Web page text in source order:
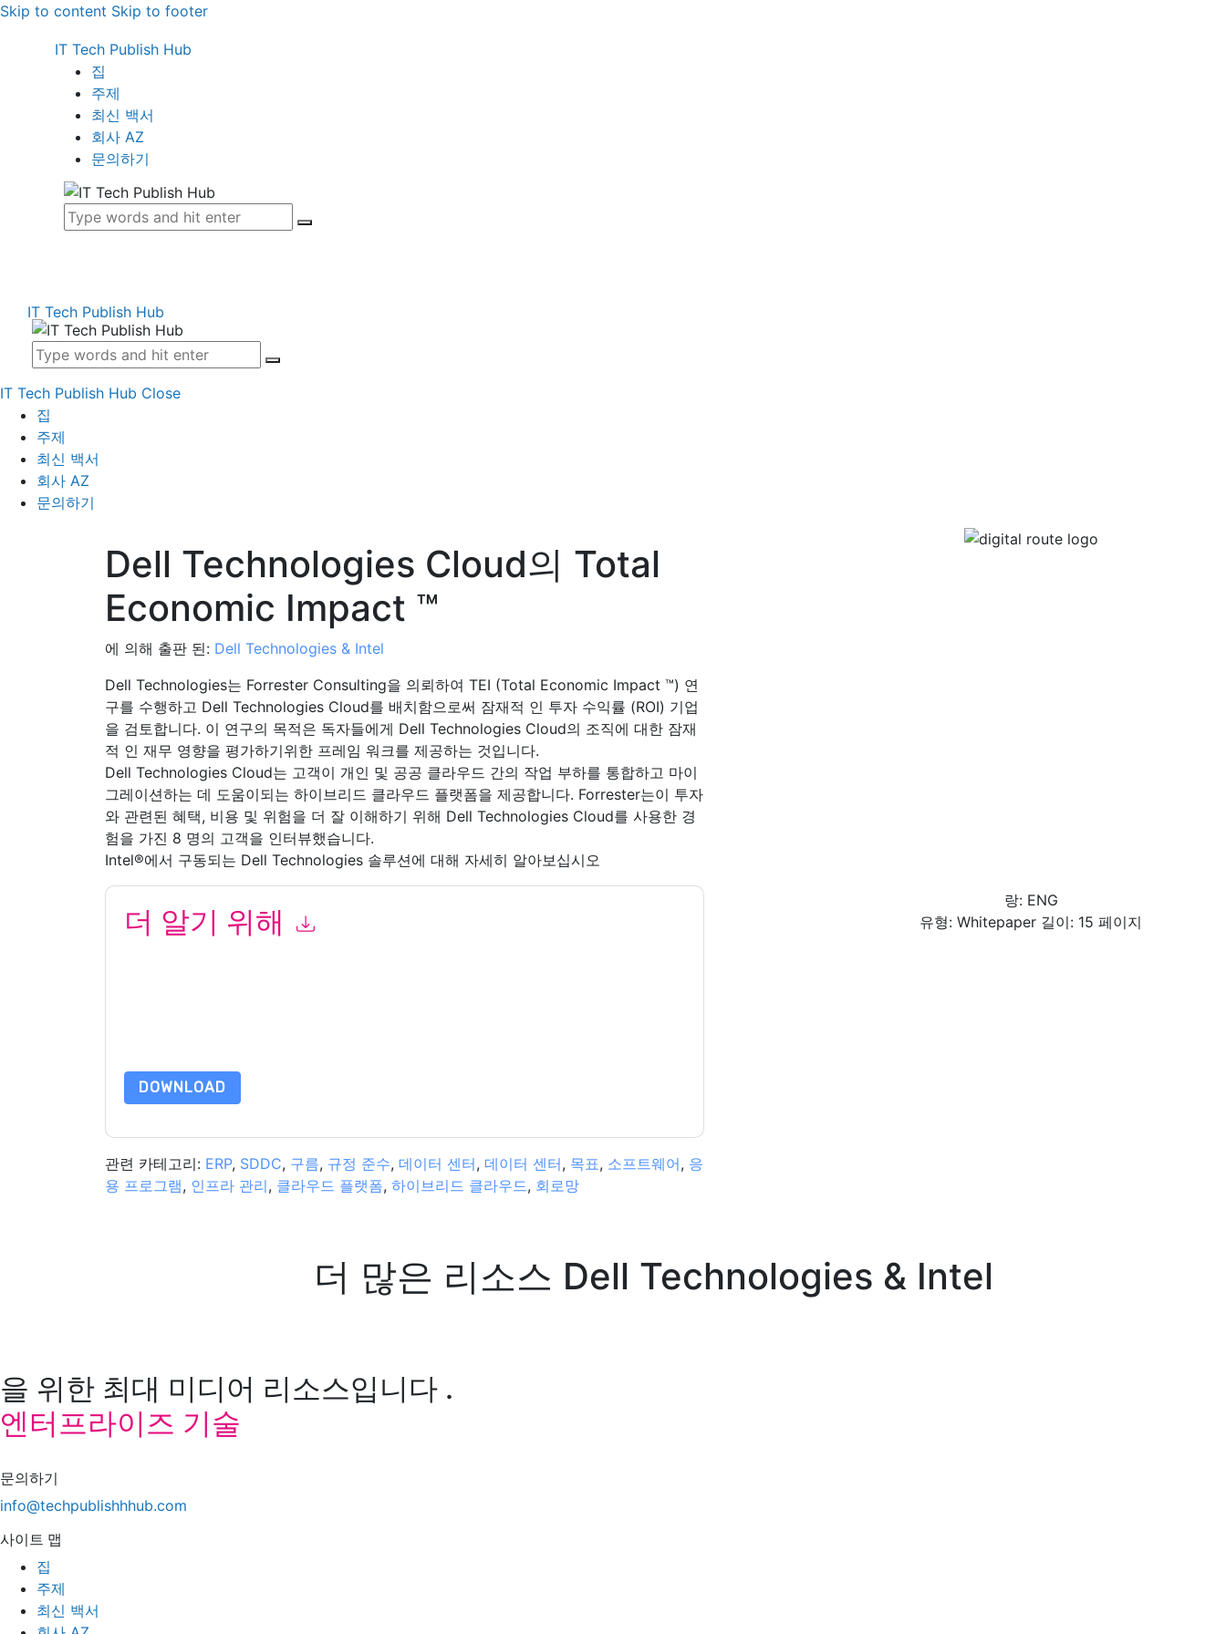
Skip to content Skip to footer
IT Tech Publish Hub
집
주제
최신 백서
회사 AZ
문의하기
IT Tech Publish Hub
IT Tech Publish Hub Close
집
주제
최신 백서
회사 AZ
문의하기
Dell Technologies Cloud의 Total
Economic Impact ™
에 의해 출판 된: Dell Technologies & Intel
Dell Technologies는 Forrester Consulting을 의뢰하여 TEI (Total Economic Impact ™) 연
구를 수행하고 Dell Technologies Cloud를 배치함으로써 잠재적 인 투자 수익률 (ROI) 기업
을 검토합니다. 이 연구의 목적은 독자들에게 Dell Technologies Cloud의 조직에 대한 잠재
적 인 재무 영향을 평가하기위한 프레임 워크를 제공하는 것입니다.
Dell Technologies Cloud는 고객이 개인 및 공공 클라우드 간의 작업 부하를 통합하고 마이
그레이션하는 데 도움이되는 하이브리드 클라우드 플랫폼을 제공합니다. Forrester는이 투자
와 관련된 혜택, 비용 및 위험을 더 잘 이해하기 위해 Dell Technologies Cloud를 사용한 경
험을 가진 8 명의 고객을 인터뷰했습니다.
Intel®에서 구동되는 Dell Technologies 솔루션에 대해 자세히 알아보십시오
더 알기 위해
DOWNLOAD
관련 카테고리: ERP, SDDC, 구름, 규정 준수, 데이터 센터, 데이터 센터, 목표, 소프트웨어, 응
용 프로그램, 인프라 관리, 클라우드 플랫폼, 하이브리드 클라우드, 회로망
랑: ENG
유형: Whitepaper 길이: 15 페이지
더 많은 리소스 Dell Technologies & Intel
을 위한 최대 미디어 리소스입니다 .
엔터프라이즈 기술
문의하기
info@techpublishhhub.com
사이트 맵
집
주제
최신 백서